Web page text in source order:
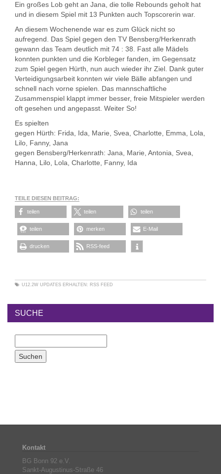
Ein großes Lob geht an Jana, die tolle Rebounds geholt hat
und in diesem Spiel mit 13 Punkten auch Topscorerin war.
An diesem Wochenende war es zum Glück nicht so
aufregend. Das Spiel gegen den TV Bensberg/Herkenrath
gewann das Team deutlich mit 74 : 38. Fast alle Mädels
konnten punkten und die Korbleger fanden, im Gegensatz
zum Spiel gegen Hürth, nun auch wieder ihr Ziel. Dank guter
Verteidigungsarbeit konnten wir viele Bälle abfangen und
schnell nach vorne spielen. Das mannschaftliche
Zusammenspiel klappt immer besser, freie Mitspieler werden
oft gesehen und angepasst. Weiter So!
Es spielten
gegen Hürth: Frida, Ida, Marie, Svea, Charlotte, Emma, Lola,
Lilo, Fanny, Jana
gegen Bensberg/Herkenrath: Jana, Marie, Antonia, Svea,
Hanna, Lilo, Lola, Charlotte, Fanny, Ida
TEILE DIESEN BEITRAG:
teilen teilen teilen
teilen merken E-Mail
drucken RSS-feed
U12.2W UPDATES ERHALTEN: RSS FEED
SUCHE
Kontakt
BG Bonn 92 e.V.
Sankt-Augustinus-Straße 46